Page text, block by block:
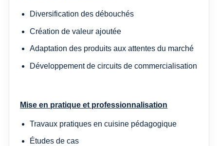
Diversification des débouchés
Création de valeur ajoutée
Adaptation des produits aux attentes du marché
Développement de circuits de commercialisation
Mise en pratique et professionnalisation
Travaux pratiques en cuisine pédagogique
Études de cas